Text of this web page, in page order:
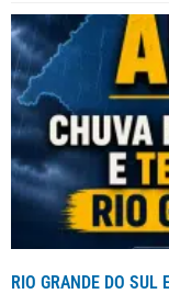
RIO GRANDE DO SUL